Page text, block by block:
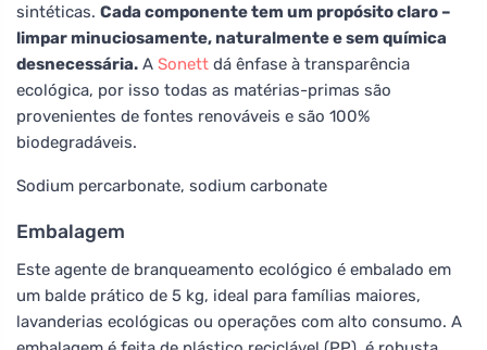
sintéticas. Cada componente tem um propósito claro –
limpar minuciosamente, naturalmente e sem química
desnecessária. A Sonett dá ênfase à transparência
ecológica, por isso todas as matérias-primas são
provenientes de fontes renováveis e são 100%
biodegradáveis.
Sodium percarbonate, sodium carbonate
Embalagem
Este agente de branqueamento ecológico é embalado em
um balde prático de 5 kg, ideal para famílias maiores,
lavanderias ecológicas ou operações com alto consumo. A